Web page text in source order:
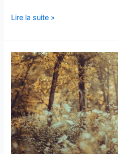
Lire la suite »
Robe
de
mariée
bohème
–
tribale
Rachel